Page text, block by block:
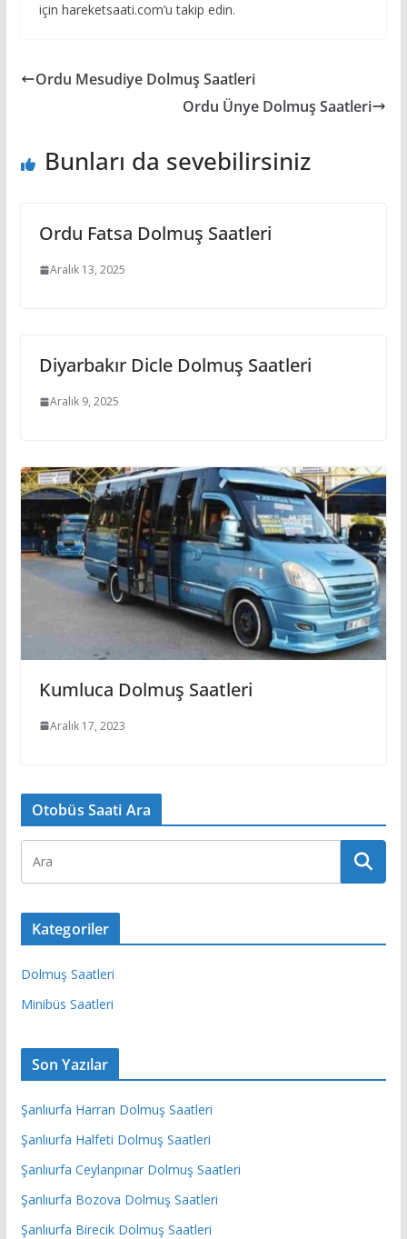
için hareketsaati.com’u takip edin.
Ordu Mesudiye Dolmuş Saatleri
Ordu Ünye Dolmuş Saatleri
Bunları da sevebilirsiniz
Ordu Fatsa Dolmuş Saatleri
Aralık 13, 2025
Diyarbakır Dicle Dolmuş Saatleri
Aralık 9, 2025
Kumluca Dolmuş Saatleri
Aralık 17, 2023
Otobüs Saati Ara
Kategoriler
Dolmuş Saatleri
Minibüs Saatleri
Son Yazılar
Şanlıurfa Harran Dolmuş Saatleri
Şanlıurfa Halfeti Dolmuş Saatleri
Şanlıurfa Ceylanpınar Dolmuş Saatleri
Şanlıurfa Bozova Dolmuş Saatleri
Şanlıurfa Birecik Dolmuş Saatleri